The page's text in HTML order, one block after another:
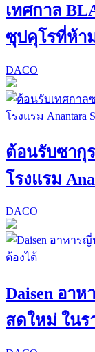
เทศกาล
ซุปคุโรที่ห้า
DACO
ต้อนรับซากุ
โรงแรม
DACO
Daisen อา
สดใหม่ ในร